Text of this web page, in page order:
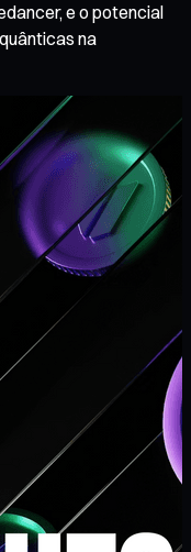
e o potencial
na